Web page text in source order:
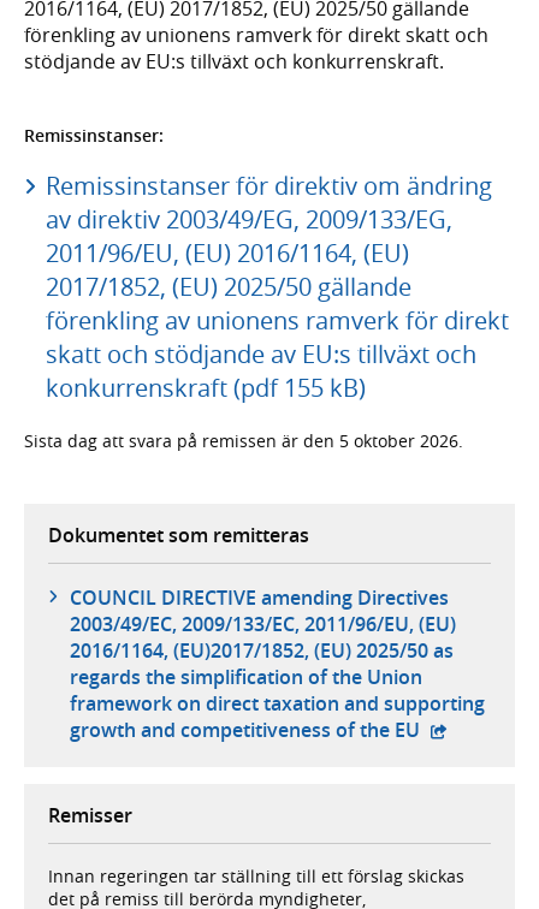
2016/1164, (EU) 2017/1852, (EU) 2025/50 gällande
förenkling av unionens ramverk för direkt skatt och
stödjande av EU:s tillväxt och konkurrenskraft.
Remissinstanser:
Remissinstanser för direktiv om ändring
av direktiv 2003/49/EG, 2009/133/EG,
2011/96/EU, (EU) 2016/1164, (EU)
2017/1852, (EU) 2025/50 gällande
förenkling av unionens ramverk för direkt
skatt och stödjande av EU:s tillväxt och
konkurrenskraft (pdf 155 kB)
Sista dag att svara på remissen är den 5 oktober 2026.
Dokumentet som remitteras
COUNCIL DIRECTIVE amending Directives
2003/49/EC, 2009/133/EC, 2011/96/EU, (EU)
2016/1164, (EU)2017/1852, (EU) 2025/50 as
regards the simplification of the Union
framework on direct taxation and supporting
growth and competitiveness of the EU - extern
Remisser
Innan regeringen tar ställning till ett förslag skickas
det på remiss till berörda myndigheter,